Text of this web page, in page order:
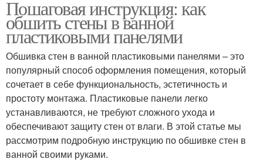
Пошаговая инструкция: как
обшить стены в ванной
пластиковыми панелями
Обшивка стен в ванной пластиковыми панелями – это
популярный способ оформления помещения, который
сочетает в себе функциональность, эстетичность и
простоту монтажа. Пластиковые панели легко
устанавливаются, не требуют сложного ухода и
обеспечивают защиту стен от влаги. В этой статье мы
рассмотрим подробную инструкцию по обшивке стен в
ванной своими руками.